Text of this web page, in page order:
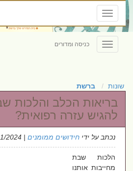
Toggle
navigation
Toggle
navigation
כניסה ומדורים
שונות ברשת
בריאות הכלב והלכות
להגיש עזרה רפואית?
נכתב על ידיחידושים ממומנים| 24/11/2024
הלכות שבת
מחייבות אותנו